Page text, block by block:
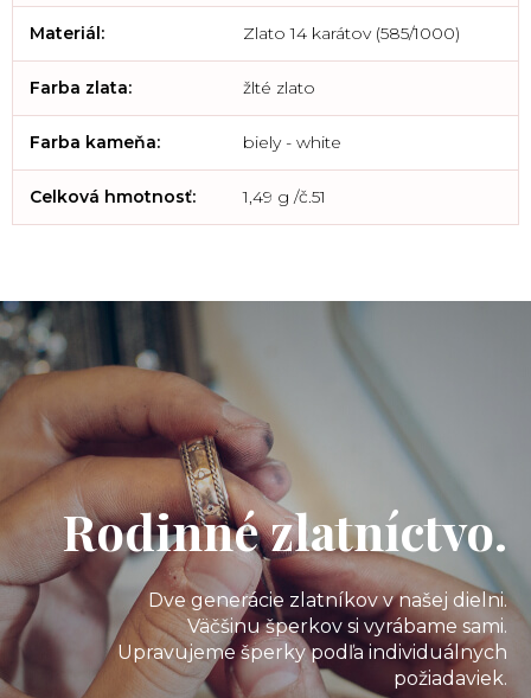
Materiál: Zlato 14 karátov (585/1000)
Farba zlata: žlté zlato
Farba kameňa: biely - white
Celková hmotnosť: 1,49 g /č.51
Rodinné zlatníctvo.
Dve generácie zlatníkov v našej dielni.
Väčšinu šperkov si vyrábame sami.
Upravujeme šperky podľa individuálnych
požiadaviek.